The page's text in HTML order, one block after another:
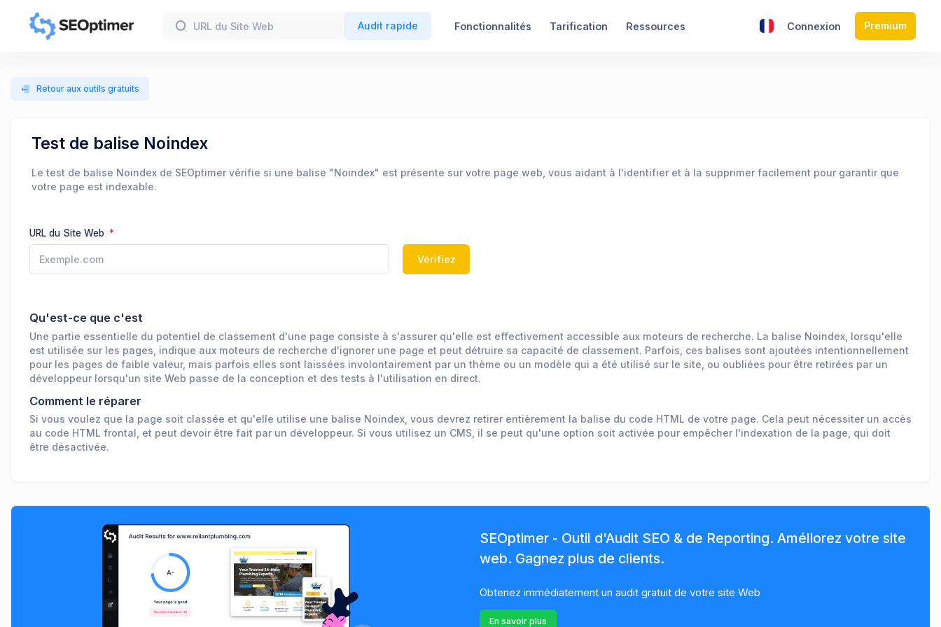
Audit rapide Fonctionnalités Tarification Ressources Connexion Premium
Retour aux outils gratuits
Test de balise Noindex
Le test de balise Noindex de SEOptimer vérifie si une balise "Noindex" est présente sur votre page web, vous aidant à l'identifier et à la supprimer facilement pour garantir que
votre page est indexable.
URL du Site Web
Vérifiez
Qu'est-ce que c'est
Une partie essentielle du potentiel de classement d'une page consiste à s'assurer qu'elle est effectivement accessible aux moteurs de recherche. La balise Noindex, lorsqu'elle
est utilisée sur les pages, indique aux moteurs de recherche d'ignorer une page et peut détruire sa capacité de classement. Parfois, ces balises sont ajoutées intentionnellement
pour les pages de faible valeur, mais parfois elles sont laissées involontairement par un thème ou un modèle qui a été utilisé sur le site, ou oubliées pour être retirées par un
développeur lorsqu'un site Web passe de la conception et des tests à l'utilisation en direct.
Comment le réparer
Si vous voulez que la page soit classée et qu'elle utilise une balise Noindex, vous devrez retirer entièrement la balise du code HTML de votre page. Cela peut nécessiter un accès
au code HTML frontal, et peut devoir être fait par un développeur. Si vous utilisez un CMS, il se peut qu'une option soit activée pour empêcher l'indexation de la page, qui doit
être désactivée.
SEOptimer - Outil d'Audit SEO & de Reporting. Améliorez votre site
web. Gagnez plus de clients.
Obtenez immédiatement un audit gratuit de votre site Web
En savoir plus